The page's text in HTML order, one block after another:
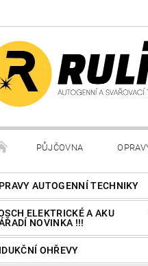
PŮJČOVNA
AUTOGENNÍ TECHNIKY
ELEKTRICKÉ A AKU
NOVINKA !!!
OHŘEVY